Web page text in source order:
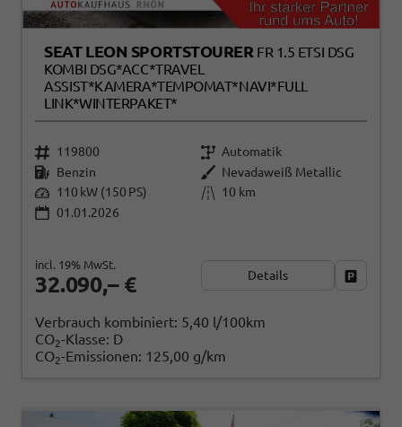
SEAT LEON SPORTSTOURER FR 1.5 ETSI DSG
KOMBI DSG*ACC*TRAVEL
ASSIST*KAMERA*TEMPOMAT*NAVI*FULL
LINK*WINTERPAKET*
119800
Automatik
Benzin
Nevadaweiß Metallic
110 kW (150 PS)
10 km
01.01.2026
32.090,– €
incl. 19% MwSt.
Details
Verbrauch kombiniert: 5,40 l/100km
CO2-Klasse: D
CO2-Emissionen: 125,00 g/km